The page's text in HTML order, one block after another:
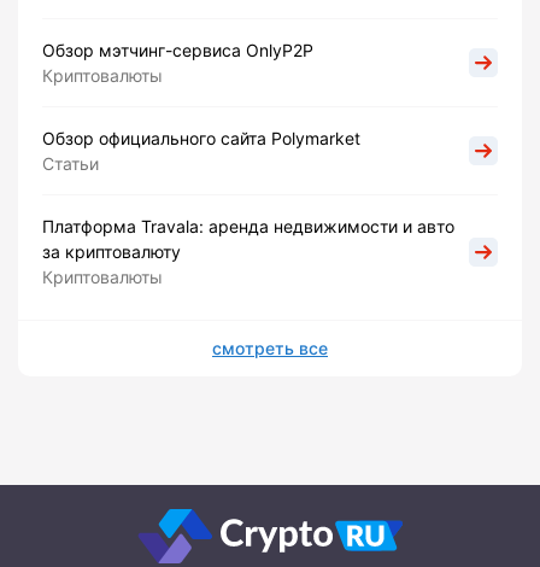
Обзор мэтчинг-сервиса OnlyP2P
Криптовалюты
Обзор официального сайта Polymarket
Статьи
Платформа Travala: аренда недвижимости и авто
за криптовалюту
Криптовалюты
смотреть все